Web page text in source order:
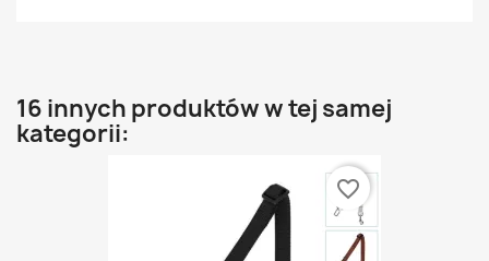
16 innych produktów w tej samej
kategorii:
favorite_border